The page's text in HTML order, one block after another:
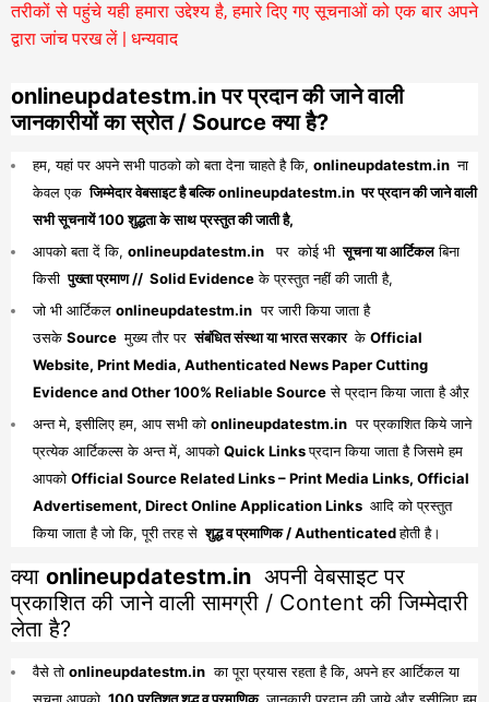
तरीकों से पहुंचे यही हमारा उद्देश्य है, हमारे दिए गए सूचनाओं को एक बार अपने
द्वारा जांच परख लें | धन्यवाद
onlineupdatestm.in पर प्रदान की जाने वाली
जानकारीयों का स्रोत / Source क्या है?
हम, यहां पर अपने सभी पाठको को बता देना चाहते है कि, onlineupdatestm.in ना
केवल एक जिम्मेदार वेबसाइट है बल्कि onlineupdatestm.in पर प्रदान की जाने वाली
सभी सूचनायें 100 शुद्धता के साथ प्रस्तुत की जाती है,
आपको बता दें कि, onlineupdatestm.in पर कोई भी सूचना या आर्टिकलबिना
किसी पुख्ता प्रमाण // Solid Evidenceके प्रस्तुत नहीं की जाती है,
जो भी आर्टिकल onlineupdatestm.in पर जारी किया जाता है
उसके Source मुख्य तौर पर संबंधित संस्था या भारत सरकार के Official
Website, Print Media, Authenticated News Paper Cutting
Evidence and Other 100% Reliable Sourceसे प्रदान किया जाता है औऱ
अन्त मे, इसीलिए हम, आप सभी को onlineupdatestm.in पर प्रकाशित किये जाने
प्रत्येक आर्टिकल्स के अन्त में, आपको Quick Linksप्रदान किया जाता है जिसमे हम
आपको Official Source Related Links – Print Media Links, Official
Advertisement, Direct Online Application Links आदि को प्रस्तुत
किया जाता है जो कि, पूरी तरह से शुद्ध व प्रमाणिक / Authenticatedहोती है।
क्या onlineupdatestm.in अपनी वेबसाइट पर
प्रकाशित की जाने वाली सामग्री / Content की जिम्मेदारी
लेता है?
वैसे तो onlineupdatestm.in का पूरा प्रयास रहता है कि, अपने हर आर्टिकल या